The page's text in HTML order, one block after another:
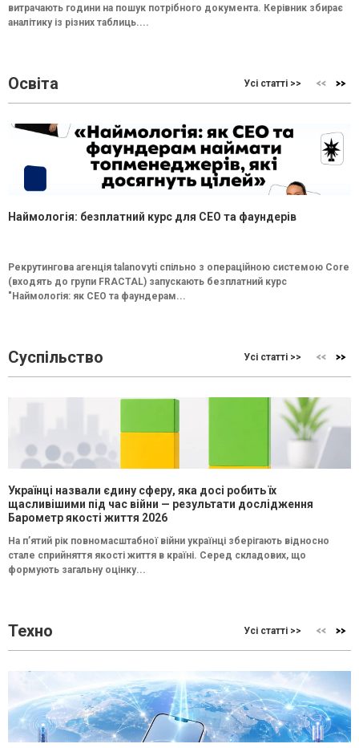
витрачають години на пошук потрібного документа. Керівник збирає
аналітику із різних таблиць....
Освіта Усі статті >>
Наймологія: безплатний курс для CEO та фаундерів
Рекрутингова агенція talanovyti спільно з операційною системою Core
(входять до групи FRACTAL) запускають безплатний курс
"Наймологія: як СEO та фаундерам...
Суспільство Усі статті >>
Українці назвали єдину сферу, яка досі робить їх
щасливішими під час війни — результати дослідження
Барометр якості життя 2026
На п’ятий рік повномасштабної війни українці зберігають відносно
стале сприйняття якості життя в країні. Серед складових, що
формують загальну оцінку...
Техно Усі статті >>